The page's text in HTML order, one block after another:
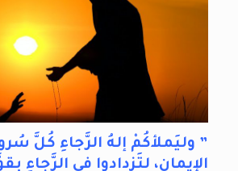
” وليَملأكُمْ إلهُ الرَّجاءِ كُلَّ
الإيمانِ، لتَزدادوا في الرَّجاءِ